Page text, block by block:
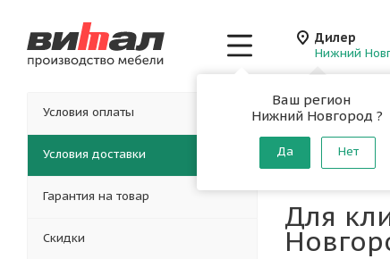
Дилер
Ваш регион
Нижний Новгород ?
Да Нет
Главная - Как купить
Для
Условия оплаты
Условия доставки
Гарантия на товар
Скидки